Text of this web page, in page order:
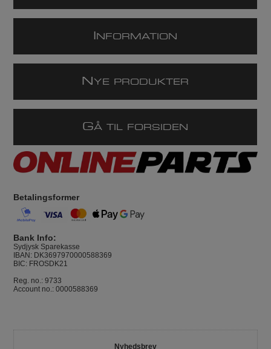
NFORMATION
N YE PRODUKTER
GÅ TIL FORSIDEN
Betalingsformer
Bank Info:
Sydjysk Sparekasse
IBAN: DK3697970000588369
BIC: FROSDK21
Reg. no.: 9733
Account no.: 0000588369
Nyhedsbrev